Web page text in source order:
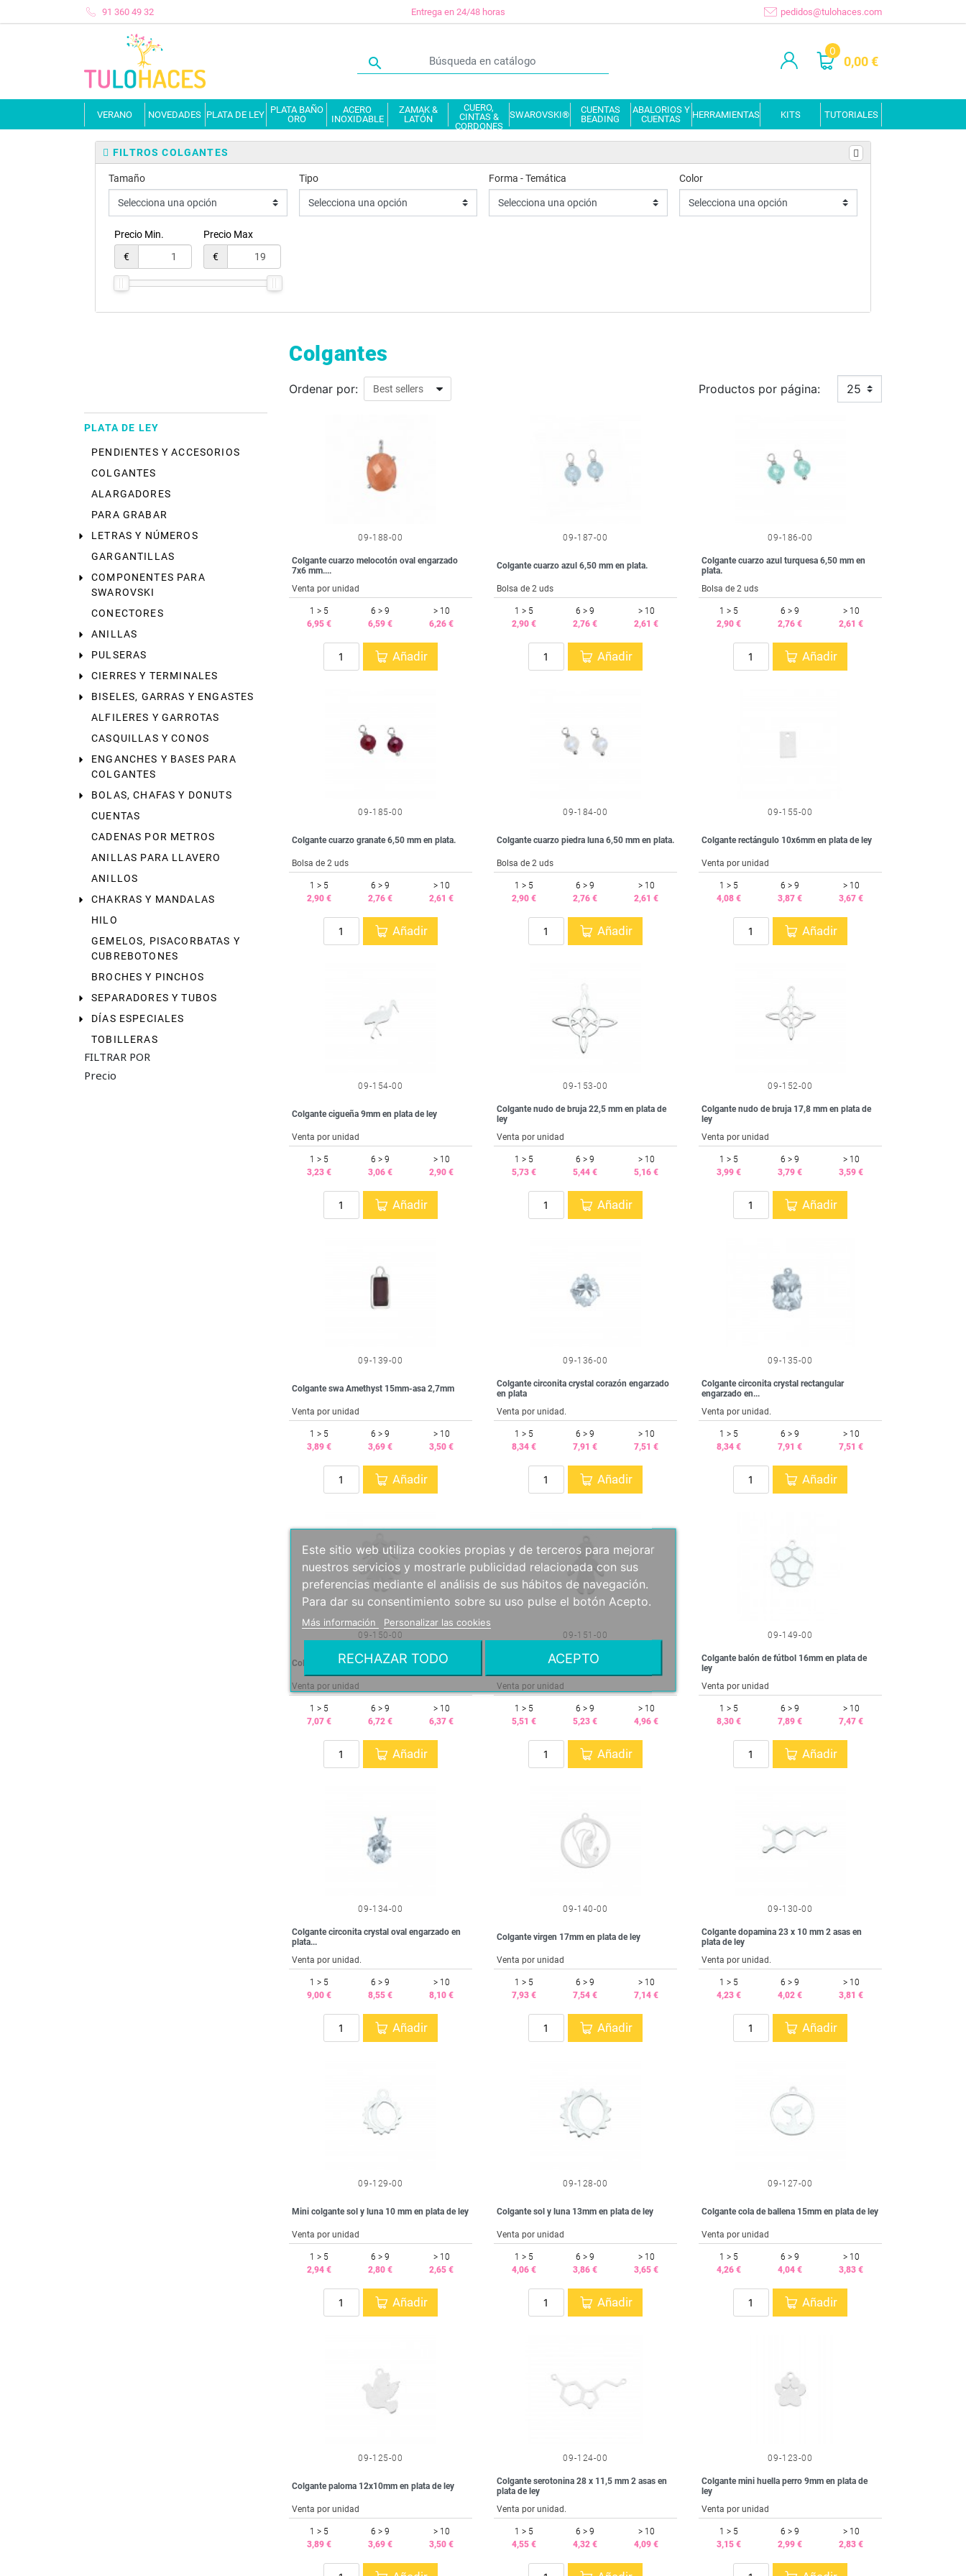
91 360 49 32 Entrega en 24/48 horas pedidos@tulohaces.com

0
0,00 €
VERANO NOVEDADES PLATA DE LEY PLATA BAÑO
ORO
ACERO
INOXIDABLE
ZAMAK &
LATÓN
CUERO,
CINTAS &
CORDONES
SWAROVSKI®
CUENTAS
BEADING
ABALORIOS Y
CUENTAS
HERRAMIENTAS KITS TUTORIALES
FILTROS COLGANTES
Tamaño Tipo Forma - Temática Color
Precio Min.
€
Precio Max
€
PLATA DE LEY
PENDIENTES Y ACCESORIOS
COLGANTES
ALARGADORES
PARA GRABAR
LETRAS Y NÚMEROS
GARGANTILLAS
COMPONENTES PARA
SWAROVSKI
CONECTORES
ANILLAS
PULSERAS
CIERRES Y TERMINALES
BISELES, GARRAS Y ENGASTES
ALFILERES Y GARROTAS
CASQUILLAS Y CONOS
ENGANCHES Y BASES PARA
COLGANTES
BOLAS, CHAFAS Y DONUTS
CUENTAS
CADENAS POR METROS
ANILLAS PARA LLAVERO
ANILLOS
CHAKRAS Y MANDALAS
HILO
GEMELOS, PISACORBATAS Y
CUBREBOTONES
BROCHES Y PINCHOS
SEPARADORES Y TUBOS
DÍAS ESPECIALES
TOBILLERAS
FILTRAR POR
Precio
Colgantes
Productos por página: 25
Ordenar por:
09-188-00
Colgante cuarzo melocotón oval engarzado
7x6 mm....
Venta por unidad
1 > 5
6,95 €
6 > 9
6,59 €
> 10
6,26 €
Añadir
09-187-00
Colgante cuarzo azul 6,50 mm en plata.
Bolsa de 2 uds
1 > 5
2,90 €
6 > 9
2,76 €
> 10
2,61 €
Añadir
09-186-00
Colgante cuarzo azul turquesa 6,50 mm en
plata.
Bolsa de 2 uds
1 > 5
2,90 €
6 > 9
2,76 €
> 10
2,61 €
Añadir
09-185-00
Colgante cuarzo granate 6,50 mm en plata.
Bolsa de 2 uds
1 > 5
2,90 €
6 > 9
2,76 €
> 10
2,61 €
Añadir
09-184-00
Colgante cuarzo piedra luna 6,50 mm en plata.
Bolsa de 2 uds
1 > 5
2,90 €
6 > 9
2,76 €
> 10
2,61 €
Añadir
09-155-00
Colgante rectángulo 10x6mm en plata de ley
Venta por unidad
1 > 5
4,08 €
6 > 9
3,87 €
> 10
3,67 €
Añadir
09-154-00
Colgante cigueña 9mm en plata de ley
Venta por unidad
1 > 5
3,23 €
6 > 9
3,06 €
> 10
2,90 €
Añadir
09-153-00
Colgante nudo de bruja 22,5 mm en plata de
ley
Venta por unidad
1 > 5
5,73 €
6 > 9
5,44 €
> 10
5,16 €
Añadir
09-152-00
Colgante nudo de bruja 17,8 mm en plata de
ley
Venta por unidad
1 > 5
3,99 €
6 > 9
3,79 €
> 10
3,59 €
Añadir
09-139-00
Colgante swa Amethyst 15mm-asa 2,7mm
Venta por unidad
1 > 5
3,89 €
6 > 9
3,69 €
> 10
3,50 €
Añadir
09-136-00
Colgante circonita crystal corazón engarzado
en plata
Venta por unidad.
1 > 5
8,34 €
6 > 9
7,91 €
> 10
7,51 €
Añadir
09-135-00
Colgante circonita crystal rectangular
engarzado en...
Venta por unidad.
1 > 5
8,34 €
6 > 9
7,91 €
> 10
7,51 €
Añadir
09-150-00
Colgante niña 18 mm en plata de ley
Venta por unidad
1 > 5
7,07 €
6 > 9
6,72 €
> 10
6,37 €
Añadir
09-151-00
Colgante niño 18 mm en plata de ley
Venta por unidad
1 > 5
5,51 €
6 > 9
5,23 €
> 10
4,96 €
Añadir
09-149-00
Colgante balón de fútbol 16mm en plata de
ley
Venta por unidad
1 > 5
8,30 €
6 > 9
7,89 €
> 10
7,47 €
Añadir
09-134-00
Colgante circonita crystal oval engarzado en
plata...
Venta por unidad.
1 > 5
9,00 €
6 > 9
8,55 €
> 10
8,10 €
Añadir
09-140-00
Colgante virgen 17mm en plata de ley
Venta por unidad
1 > 5
7,93 €
6 > 9
7,54 €
> 10
7,14 €
Añadir
09-130-00
Colgante dopamina 23 x 10 mm 2 asas en
plata de ley
Venta por unidad.
1 > 5
4,23 €
6 > 9
4,02 €
> 10
3,81 €
Añadir
09-129-00
Mini colgante sol y luna 10 mm en plata de ley
Venta por unidad
1 > 5
2,94 €
6 > 9
2,80 €
> 10
2,65 €
Añadir
09-128-00
Colgante sol y luna 13mm en plata de ley
Venta por unidad
1 > 5
4,06 €
6 > 9
3,86 €
> 10
3,65 €
Añadir
09-127-00
Colgante cola de ballena 15mm en plata de ley
Venta por unidad
1 > 5
4,26 €
6 > 9
4,04 €
> 10
3,83 €
Añadir
09-125-00
Colgante paloma 12x10mm en plata de ley
Venta por unidad
1 > 5
3,89 €
6 > 9
3,69 €
> 10
3,50 €
09-124-00
Colgante serotonina 28 x 11,5 mm 2 asas en
plata de ley
Venta por unidad.
1 > 5
4,55 €
6 > 9
4,32 €
> 10
4,09 €
09-123-00
Colgante mini huella perro 9mm en plata de
ley
Venta por unidad
1 > 5
3,15 €
6 > 9
2,99 €
> 10
2,83 €
Este sitio web utiliza cookies propias y de terceros para mejorar
nuestros servicios y mostrarle publicidad relacionada con sus
preferencias mediante el análisis de sus hábitos de navegación.
Para dar su consentimiento sobre su uso pulse el botón Acepto.
Más información Personalizar las cookies
RECHAZAR TODO ACEPTO